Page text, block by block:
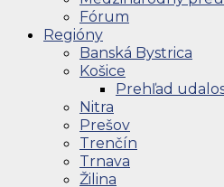
Fórum
Regióny
Banská Bystrica
Košice
Prehľad
Nitra
Prešov
Trenčín
Trnava
Žilina